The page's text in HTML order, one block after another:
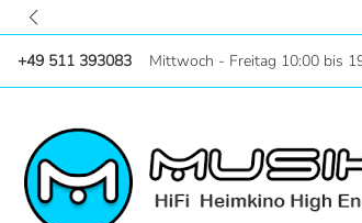
+49 511 393083 Mittwoch - Freitag 10:00 bis